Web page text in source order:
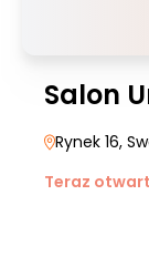
Salon
Rynek 16,
Teraz